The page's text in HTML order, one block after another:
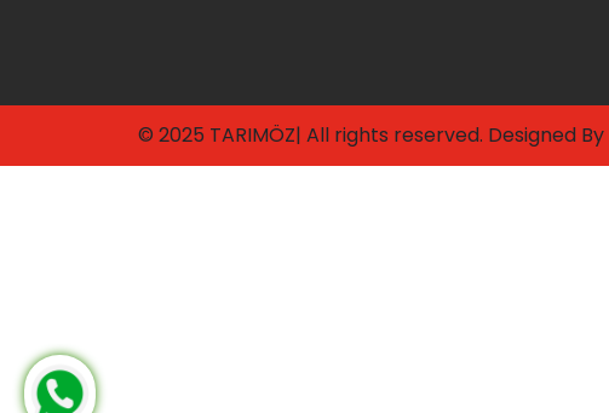
© 2025 TARIMÖZ| All rights reserved. Designed By